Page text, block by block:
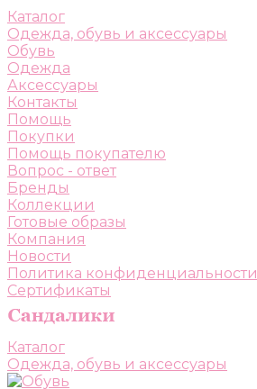
Каталог
Одежда, обувь и аксессуары
Обувь
Одежда
Аксессуары
Контакты
Помощь
Покупки
Помощь покупателю
Вопрос - ответ
Бренды
Коллекции
Готовые образы
Компания
Новости
Политика конфиденциальности
Сертификаты
Каталог
Одежда, обувь и аксессуары